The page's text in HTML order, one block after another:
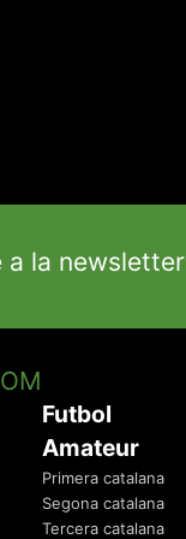
a la newsletter
Futbol
Amateur
Primera catalana
Segona catalana
Tercera catalana